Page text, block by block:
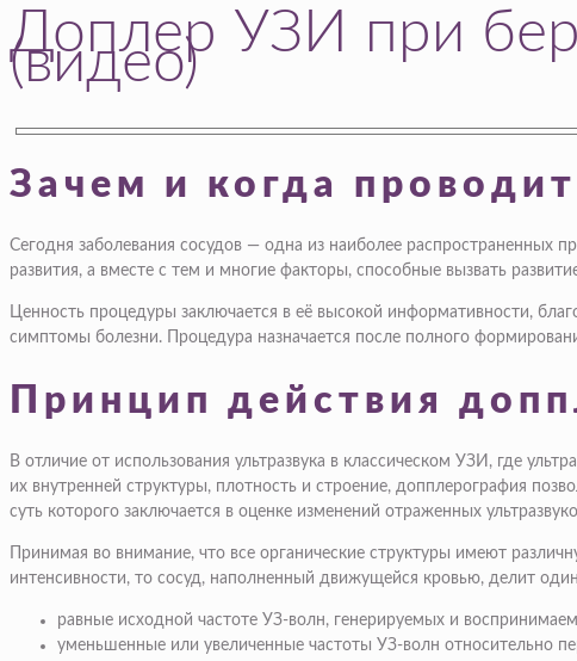
Доплер УЗИ при
(видео)
Зачем и когда
Сегодня заболевания сосудов — одна из наиболее распространенных
развития, а вместе с тем и многие факторы, способные вызвать
Ценность процедуры заключается в её высокой информативности,
симптомы болезни. Процедура назначается после полного
Принцип действия
В отличие от использования ультразвука в классическом УЗИ, где
их внутренней структуры, плотность и строение, допплерография
суть которого заключается в оценке изменений отраженных
Принимая во внимание, что все органические структуры имеют
интенсивности, то сосуд, наполненный движущейся кровью, делит
равные исходной частоте УЗ-волн, генерируемых и
уменьшенные или увеличенные частоты УЗ-волн относительно